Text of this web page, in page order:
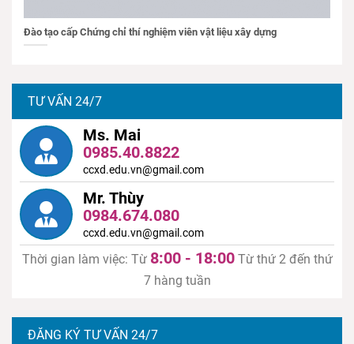
Đào tạo cấp Chứng chỉ thí nghiệm viên vật liệu xây dựng
TƯ VẤN 24/7
Ms. Mai
0985.40.8822
ccxd.edu.vn@gmail.com
Mr. Thùy
0984.674.080
ccxd.edu.vn@gmail.com
Thời gian làm việc: Từ 8:00 - 18:00Từ thứ 2 đến thứ
7 hàng tuần
ĐĂNG KÝ TƯ VẤN 24/7